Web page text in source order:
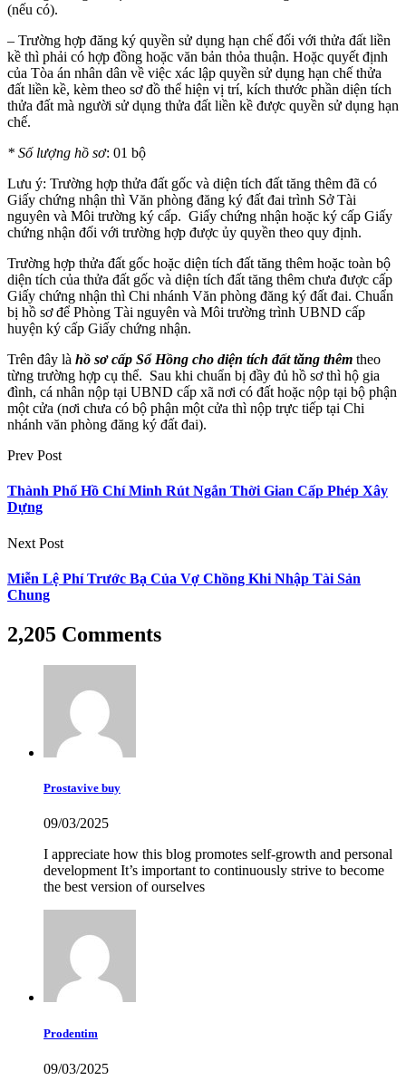
(nếu có).
– Trường hợp đăng ký quyền sử dụng hạn chế đối với thửa đất liền
kề thì phải có hợp đồng hoặc văn bản thỏa thuận. Hoặc quyết định
của Tòa án nhân dân về việc xác lập quyền sử dụng hạn chế thửa
đất liền kề, kèm theo sơ đồ thể hiện vị trí, kích thước phần diện tích
thửa đất mà người sử dụng thửa đất liền kề được quyền sử dụng hạn
chế.
* Số lượng hồ sơ: 01 bộ
Lưu ý: Trường hợp thửa đất gốc và diện tích đất tăng thêm đã có
Giấy chứng nhận thì Văn phòng đăng ký đất đai trình Sở Tài
nguyên và Môi trường ký cấp. Giấy chứng nhận hoặc ký cấp Giấy
chứng nhận đối với trường hợp được ủy quyền theo quy định.
Trường hợp thửa đất gốc hoặc diện tích đất tăng thêm hoặc toàn bộ
diện tích của thửa đất gốc và diện tích đất tăng thêm chưa được cấp
Giấy chứng nhận thì Chi nhánh Văn phòng đăng ký đất đai. Chuẩn
bị hồ sơ để Phòng Tài nguyên và Môi trường trình UBND cấp
huyện ký cấp Giấy chứng nhận.
Trên đây là hồ sơ cấp Sổ Hồng cho diện tích đất tăng thêm theo
từng trường hợp cụ thể. Sau khi chuẩn bị đầy đủ hồ sơ thì hộ gia
đình, cá nhân nộp tại UBND cấp xã nơi có đất hoặc nộp tại bộ phận
một cửa (nơi chưa có bộ phận một cửa thì nộp trực tiếp tại Chi
nhánh văn phòng đăng ký đất đai).
Prev Post
Thành Phố Hồ Chí Minh Rút Ngắn Thời Gian Cấp Phép Xây
Dựng
Next Post
Miễn Lệ Phí Trước Bạ Của Vợ Chồng Khi Nhập Tài Sản
Chung
2,205 Comments
Prostavive buy
09/03/2025
I appreciate how this blog promotes self-growth and personal
development It’s important to continuously strive to become
the best version of ourselves
Prodentim
09/03/2025